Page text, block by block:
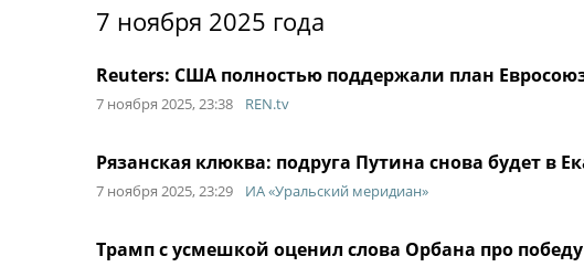
7 ноября 2025 года
Reuters: США полностью поддержали план
7 ноября 2025, 23:38 REN.tv
Рязанская клюква: подруга Путина снова будет в
7 ноября 2025, 23:29 ИА «Уральский меридиан»
Трамп с усмешкой оценил слова Орбана про